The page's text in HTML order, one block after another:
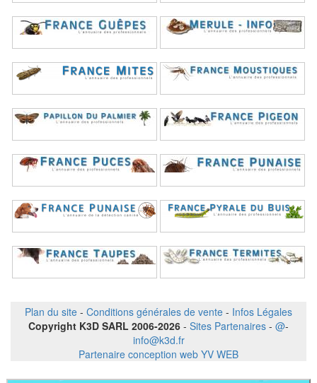
Plan du site - Conditions générales de vente - Infos Légales
Copyright K3D SARL 2006-2026 - Sites Partenaires - @-
info@k3d.fr
Partenaire conception web YV WEB